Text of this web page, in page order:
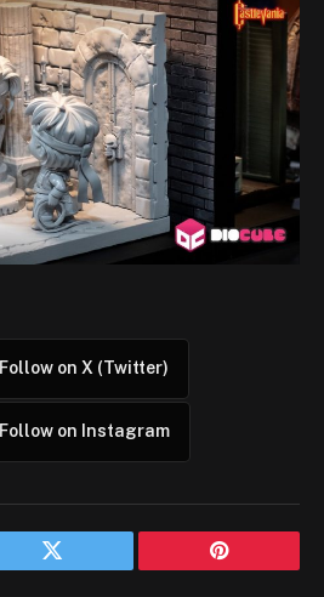
Follow on X (Twitter)
Follow on Instagram
Twitter Pinterest